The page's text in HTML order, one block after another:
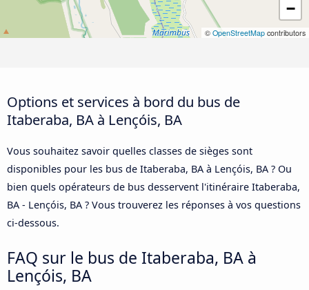
−
© OpenStreetMap contributors
Options et services à bord du bus de
Itaberaba, BA à Lençóis, BA
Vous souhaitez savoir quelles classes de sièges sont
disponibles pour les bus de Itaberaba, BA à Lençóis, BA ? Ou
bien quels opérateurs de bus desservent l'itinéraire Itaberaba,
BA - Lençóis, BA ? Vous trouverez les réponses à vos questions
ci-dessous.
FAQ sur le bus de Itaberaba, BA à
Lençóis, BA